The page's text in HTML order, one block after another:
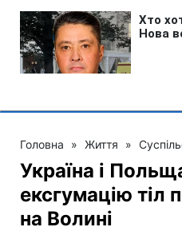
Головна » Життя »
Україна і
ексгумацію тіл
на Волині